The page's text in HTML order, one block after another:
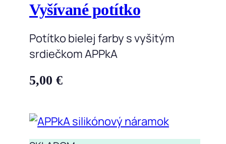
Vyšívané potítko
Potítko bielej farby s vyšitým
srdiečkom APPkA
5,00 €